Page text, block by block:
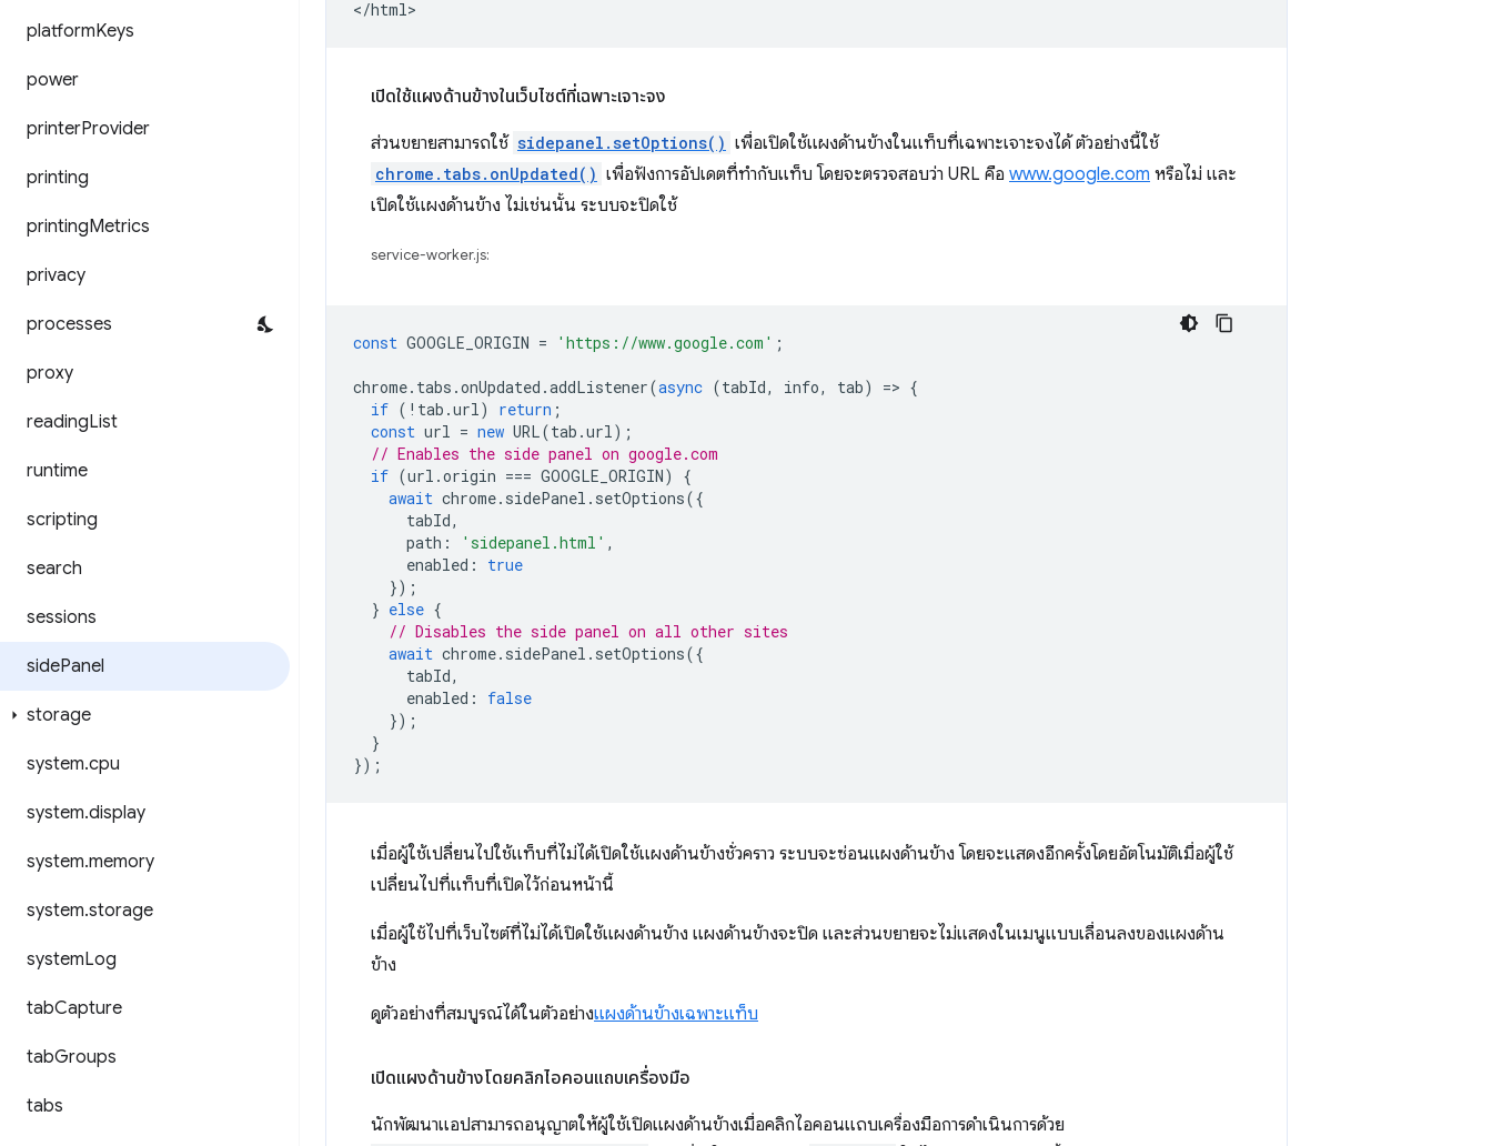
platformKeys
power
printerProvider
printing
printingMetrics
privacy
processes
proxy
readingList
runtime
scripting
search
sessions
sidePanel
storage
system.cpu
system.display
system.memory
system.storage
systemLog
tabCapture
tabGroups
tabs
เปิดใช้แผงด้านข้างในเว็บไซต์ที่เฉพาะเจาะจง
ส่วนขยายสามารถใช้ sidepanel.setOptions() เพื่อเปิดใช้แผงด้านข้างในแท็บที่เฉพาะเจาะจงได้ ตัวอย่างนี้ใช้
chrome.tabs.onUpdated() เพื่อฟังการอัปเดตที่ทำกับแท็บ โดยจะตรวจสอบว่า URL คือ www.google.com หรือไม่ และ
เปิดใช้แผงด้านข้าง ไม่เช่นนั้น ระบบจะปิดใช้
service-worker.js:
const GOOGLE_ORIGIN = 'https://www.google.com' ;
chrome. tabs .onUpdated .addListener(async (tabId, info, tab) => {
if ( ! tab .url) return ;
const url = new URL(tab .url);
// Enables the side panel on google.com
if (url .origin === GOOGLE_ORIGIN)
{
await chrome. sidePanel . setOptions({
tabId,
path : 'sidepanel.html' ,
enabled :
true
});
} else {
// Disables the side panel on all other sites
await chrome. sidePanel . setOptions({
tabId,
enabled :
false
});
}
});
เมื่อผู้ใช้เปลี่ยนไปใช้แท็บที่ไม่ได้เปิดใช้แผงด้านข้างชั่วคราว ระบบจะซ่อนแผงด้านข้าง โดยจะแสดงอีกครั้งโดยอัตโนมัติเมื่อผู้ใช้
เปลี่ยนไปที่แท็บที่เปิดไว้ก่อนหน้านี้
เมื่อผู้ใช้ไปที่เว็บไซต์ที่ไม่ได้เปิดใช้แผงด้านข้าง แผงด้านข้างจะปิด และส่วนขยายจะไม่แสดงในเมนูแบบเลื่อนลงของแผงด้าน
ข้าง
ดูตัวอย่างที่สมบูรณ์ได้ในตัวอย่างแผงด้านข้างเฉพาะแท็บ
เปิดแผงด้านข้างโดยคลิกไอคอนแถบเครื่องมือ
นักพัฒนาแอปสามารถอนุญาตให้ผู้ใช้เปิดแผงด้านข้างเมื่อคลิกไอคอนแถบเครื่องมือการดำเนินการด้วย